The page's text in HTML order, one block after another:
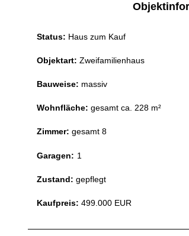
Status: Haus zum Kauf
Objektart: Zweifamilienhaus
Bauweise: massiv
Wohnfläche: gesamt ca. 228 m²
Zimmer: gesamt 8
Garagen: 1
Zustand: gepflegt
Kaufpreis: 499.000 EUR